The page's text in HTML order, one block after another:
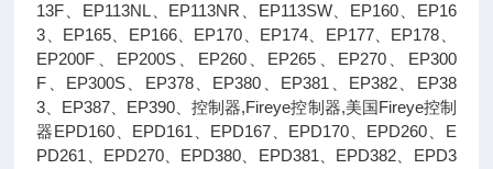
13F、EP113NL、EP113NR、EP113SW、EP160、EP16
3、EP165、EP166、EP170、EP174、EP177、EP178、
EP200F、EP200S、EP260、EP265、EP270、EP300
F、EP300S、EP378、EP380、EP381、EP382、EP38
3、EP387、EP390、控制器,Fireye控制器,美国Fireye控制
器EPD160、EPD161、EPD167、EPD170、EPD260、E
PD261、EPD270、EPD380、EPD381、EPD382、EPD3